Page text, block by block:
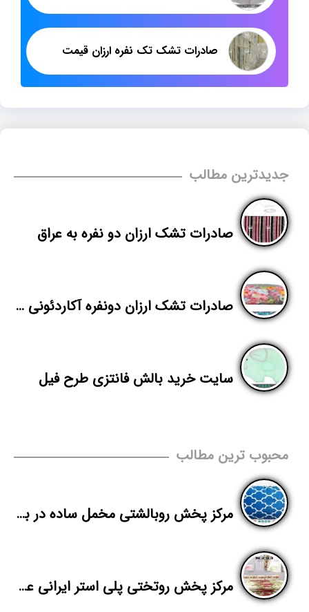
صادرات تشک تک نفره ارزان قیمت
جدیدترین مطالب
صادرات تشک ارزان دو نفره به عراق
صادرات تشک ارزان دونفره آکاردئونی به افغانستان
سایت خرید بالش فانتزی طرح فیل
محبوب ترین مطالب
مرکز پخش روبالشتی مخمل ساده در بازار
مرکز پخش روتختی پلی استر ایرانی عمده تهران